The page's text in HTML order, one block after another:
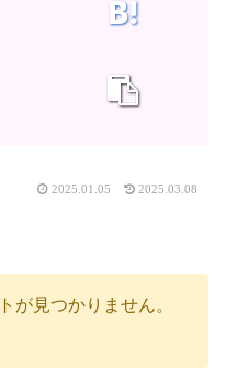
2025.01.05 2025.03.08
が見つかりません。